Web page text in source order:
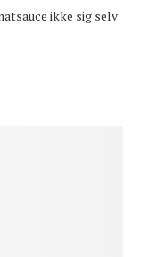
ikke sig selv